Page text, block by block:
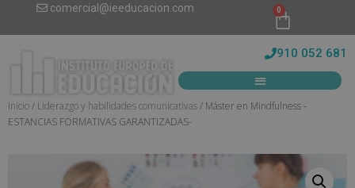
comercial@ieeducacion.com 0
910 052 681
Inicio/ Liderazgo y habilidades comunicativas/ Máster en Mindfulness -
ESTANCIAS FORMATIVAS GARANTIZADAS-